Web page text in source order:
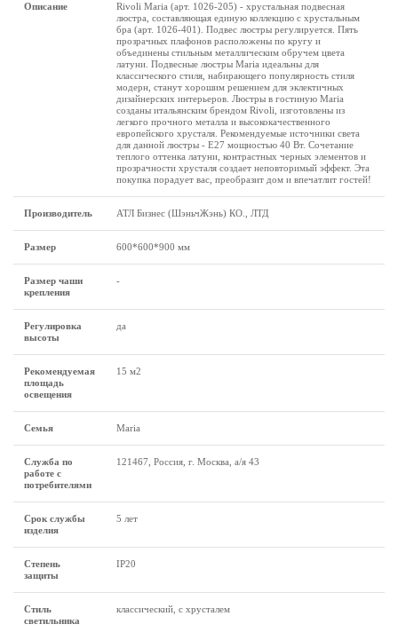
Описание
Rivoli Maria (арт. 1026-205) - хрустальная подвесная
люстра, составляющая единую коллекцию с хрустальным
бра (арт. 1026-401). Подвес люстры регулируется. Пять
прозрачных плафонов расположены по кругу и
объединены стильным металлическим обручем цвета
латуни. Подвесные люстры Maria идеальны для
классического стиля, набирающего популярность стиля
модерн, станут хорошим решением для эклектичных
дизайнерских интерьеров. Люстры в гостиную Maria
созданы итальянским брендом Rivoli, изготовлены из
легкого прочного металла и высококачественного
европейского хрусталя. Рекомендуемые источники света
для данной люстры - Е27 мощностью 40 Вт. Сочетание
теплого оттенка латуни, контрастных черных элементов и
прозрачности хрусталя создает неповторимый эффект. Эта
покупка порадует вас, преобразит дом и впечатлит гостей!
Производитель АТЛ Бизнес (ШэньчЖэнь) КО., ЛТД
Размеp 600*600*900 мм
Размер чаши
крепления
-
Регулировка
высоты
да
Рекомендуемая
площадь
освещения
15 м2
Семья Maria
Служба по
работе с
потребителями
121467, Россия, г. Москва, а/я 43
Срок службы
изделия
5 лет
Степень
защиты
IP20
Стиль
светильника
классический, с хрусталем